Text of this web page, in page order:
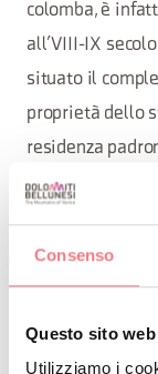
Consenso
Questo sito
Utilizziamo i
colomba, è
all’VIII-IX
situato il
proprietà dello
residenza
mentre alla fine
Feltre, ove